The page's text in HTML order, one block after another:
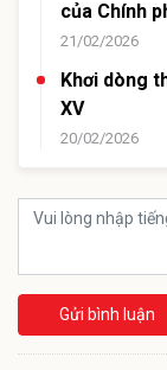
của Chính
21/02/2026
Khơi dòng
XV
20/02/2026
Gửi bình luận